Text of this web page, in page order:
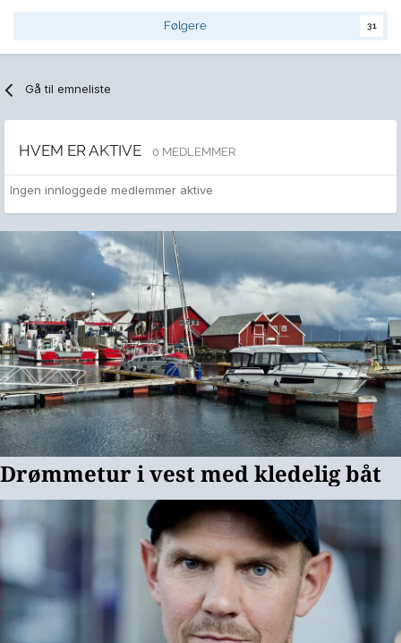
Følgere 31
Gå til emneliste
HVEM ER AKTIVE 0 MEDLEMMER
Ingen innloggede medlemmer aktive